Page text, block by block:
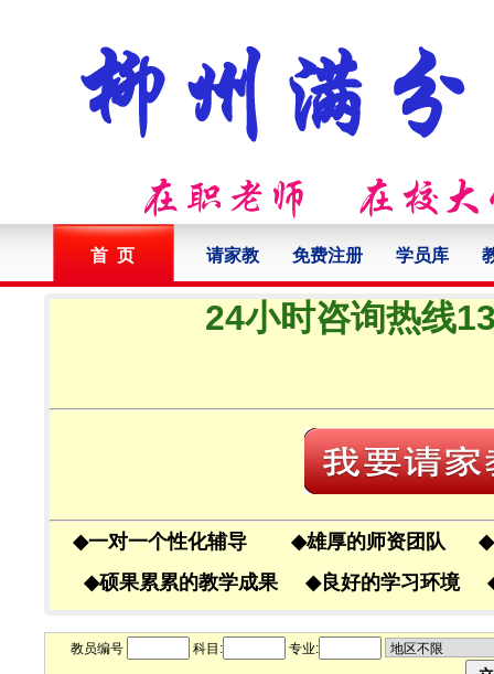
首 页 请家教 免费注册 学员库
24小时咨询热线
◆一对一个性化辅导 ◆雄厚的师资团队 ◆
◆硕果累累的教学成果 ◆良好的学习环境
教员编号 科目: 专业: